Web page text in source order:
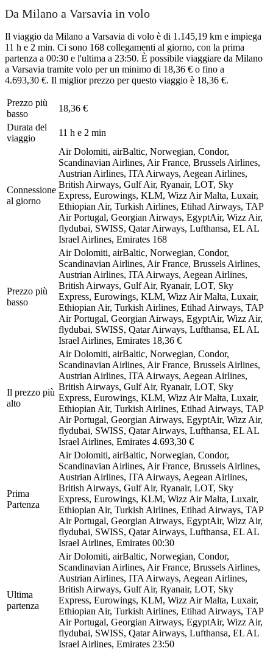
Da Milano a Varsavia in volo
Il viaggio da Milano a Varsavia di volo è di 1.145,19 km e impiega
11 h e 2 min. Ci sono 168 collegamenti al giorno, con la prima
partenza a 00:30 e l'ultima a 23:50. È possibile viaggiare da Milano
a Varsavia tramite volo per un minimo di 18,36 € o fino a
4.693,30 €. Il miglior prezzo per questo viaggio è 18,36 €.
Prezzo più
basso
18,36 €
Durata del
viaggio
11 h e 2 min
Connessione
al giorno
Air Dolomiti, airBaltic, Norwegian, Condor,
Scandinavian Airlines, Air France, Brussels Airlines,
Austrian Airlines, ITA Airways, Aegean Airlines,
British Airways, Gulf Air, Ryanair, LOT, Sky
Express, Eurowings, KLM, Wizz Air Malta, Luxair,
Ethiopian Air, Turkish Airlines, Etihad Airways, TAP
Air Portugal, Georgian Airways, EgyptAir, Wizz Air,
flydubai, SWISS, Qatar Airways, Lufthansa, EL AL
Israel Airlines, Emirates 168
Prezzo più
basso
Air Dolomiti, airBaltic, Norwegian, Condor,
Scandinavian Airlines, Air France, Brussels Airlines,
Austrian Airlines, ITA Airways, Aegean Airlines,
British Airways, Gulf Air, Ryanair, LOT, Sky
Express, Eurowings, KLM, Wizz Air Malta, Luxair,
Ethiopian Air, Turkish Airlines, Etihad Airways, TAP
Air Portugal, Georgian Airways, EgyptAir, Wizz Air,
flydubai, SWISS, Qatar Airways, Lufthansa, EL AL
Israel Airlines, Emirates 18,36 €
Il prezzo più
alto
Air Dolomiti, airBaltic, Norwegian, Condor,
Scandinavian Airlines, Air France, Brussels Airlines,
Austrian Airlines, ITA Airways, Aegean Airlines,
British Airways, Gulf Air, Ryanair, LOT, Sky
Express, Eurowings, KLM, Wizz Air Malta, Luxair,
Ethiopian Air, Turkish Airlines, Etihad Airways, TAP
Air Portugal, Georgian Airways, EgyptAir, Wizz Air,
flydubai, SWISS, Qatar Airways, Lufthansa, EL AL
Israel Airlines, Emirates 4.693,30 €
Prima
Partenza
Air Dolomiti, airBaltic, Norwegian, Condor,
Scandinavian Airlines, Air France, Brussels Airlines,
Austrian Airlines, ITA Airways, Aegean Airlines,
British Airways, Gulf Air, Ryanair, LOT, Sky
Express, Eurowings, KLM, Wizz Air Malta, Luxair,
Ethiopian Air, Turkish Airlines, Etihad Airways, TAP
Air Portugal, Georgian Airways, EgyptAir, Wizz Air,
flydubai, SWISS, Qatar Airways, Lufthansa, EL AL
Israel Airlines, Emirates 00:30
Ultima
partenza
Air Dolomiti, airBaltic, Norwegian, Condor,
Scandinavian Airlines, Air France, Brussels Airlines,
Austrian Airlines, ITA Airways, Aegean Airlines,
British Airways, Gulf Air, Ryanair, LOT, Sky
Express, Eurowings, KLM, Wizz Air Malta, Luxair,
Ethiopian Air, Turkish Airlines, Etihad Airways, TAP
Air Portugal, Georgian Airways, EgyptAir, Wizz Air,
flydubai, SWISS, Qatar Airways, Lufthansa, EL AL
Israel Airlines, Emirates 23:50